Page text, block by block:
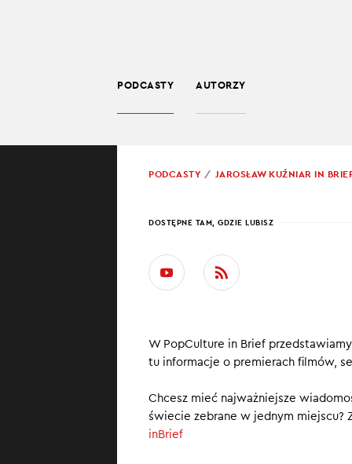
PODCASTY AUTORZY
PROWADZĄCY:
Paul
USA
„Ludzie i
PODCASTY
JAROSŁAW KUŹNIAR IN
DOSTĘPNE TAM, GDZIE LUBISZ
W PopCulture in Brief
tu informacje o premierach filmów,
Chcesz mieć najważniejsze
świecie zebrane w jednym miejscu?
inBrief